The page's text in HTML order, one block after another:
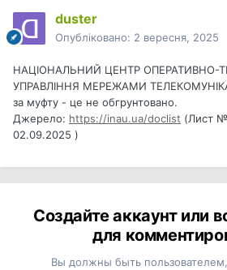
duster
Опубліковано: 2 вересня, 2025
НАЦІОНАЛЬНИЙ ЦЕНТР ОПЕРАТИВНО-
УПРАВЛІННЯ МЕРЕЖАМИ
за муфту - це не обгрунтовано.
Джерело: https://inau.ua/doclist (Лист №
02.09.2025 )
Создайте аккаунт или
для
Вы должны быть